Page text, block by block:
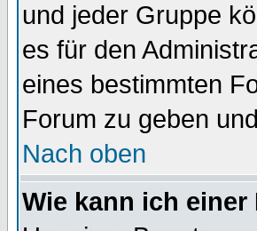
und jeder Gruppe
es für den
eines bestimmten
Forum zu geben
Nach oben
Wie kann ich